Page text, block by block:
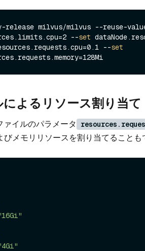
release milvus/milvus --reuse-
--set
--set
よるリソース割り当て
ァイルのパラメータ
メモリリソースを割り当てることも